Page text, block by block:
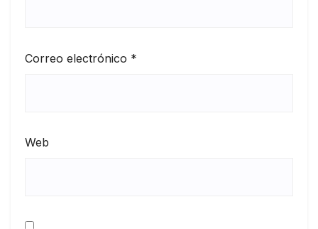
Correo electrónico *
Web